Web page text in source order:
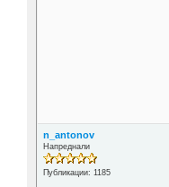
n_antonov
Напреднали
Публикации: 1185